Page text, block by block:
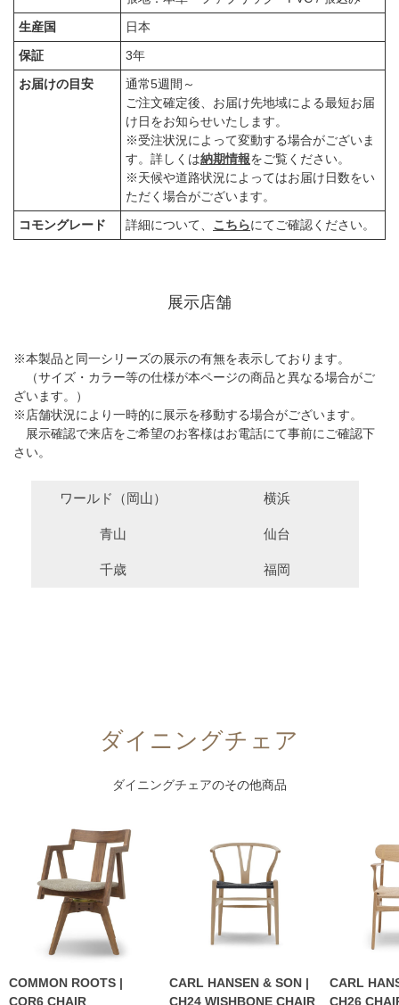
生産国
日本
保証
3年
お届けの目安
通常5週間～
ご注文確定後、お届け先地域による最短お届
け日をお知らせいたします。
※受注状況によって変動する場合がございま
す。詳しくは納期情報をご覧ください。
※天候や道路状況によってはお届け日数をい
ただく場合がございます。
コモングレード
詳細について、 こちらにてご確認ください。
展示店舗
※本製品と同一シリーズの展示の有無を表示しております。
（サイズ・カラー等の仕様が本ページの商品と異なる場合がご
ざいます。）
※店舗状況により一時的に展示を移動する場合がございます。
展示確認で来店をご希望のお客様はお電話にて事前にご確認下
さい。
ワールド（岡山） 横浜
青山 仙台
千歳 福岡
ダイニングチェア
ダイニングチェアのその他商品
COMMON ROOTS |
COR6 CHAIR
CARL HANSEN & SON |
CH24 WISHBONE CHAIR
CARL
CH26